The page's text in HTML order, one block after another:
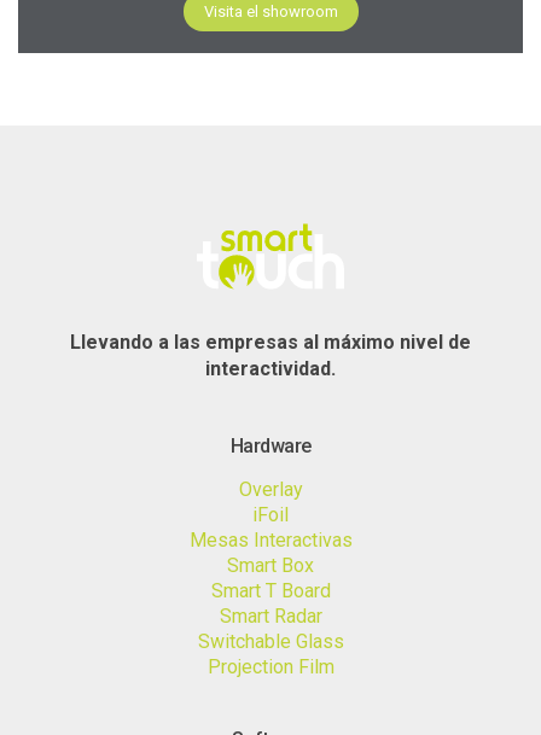
Visita el showroom
Llevando a las empresas al máximo nivel de
interactividad.
Hardware
Overlay
iFoil
Mesas Interactivas
Smart Box
Smart T Board
Smart Radar
Switchable Glass
Projection Film